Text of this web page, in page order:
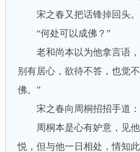
宋之春又把话锋掉回头。
“何处可以成佛？”
老和尚本以为他拿言语，
别有居心，欲待不答，也觉
佛。”
宋之春向周桐招招手道：
周桐本是心有妒意，见他
悦，但与他一日相处，情知